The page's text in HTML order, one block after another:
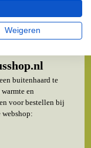
kunt genieten van
rookkanaal zorgt
het comfortabel
buitenhaard te
en
voor bestellen bij
Weigeren